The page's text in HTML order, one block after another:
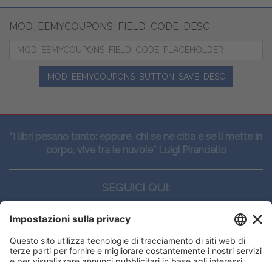
MOD_EEMYCOUPONS_FIELD_CODE_DESC
MOD_EEMYCOUPONS_BUTTON_SAVE_DESC
“I libri pesano tanto: eppure, chi se ne ciba e se li mette in
corpo, vive tra le nuvole” Luigi Pirandello
SEGUICI QUI:
CONTATTI